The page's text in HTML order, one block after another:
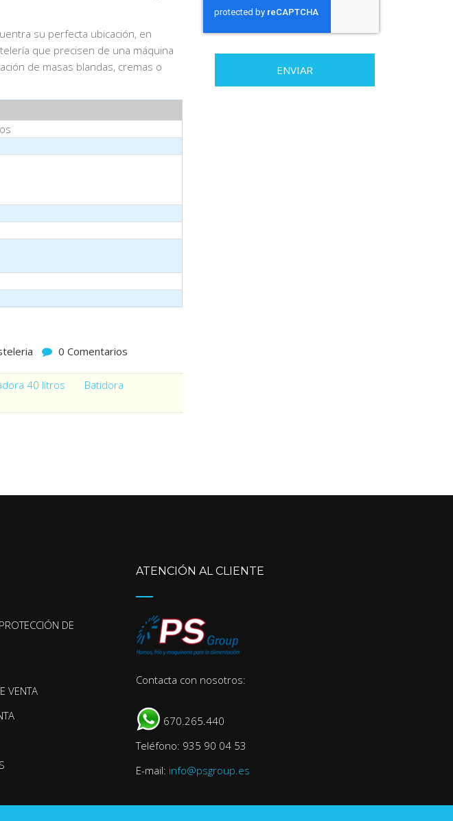
su perfecta ubicación, en
que precisen de una máquina
de masas blandas, cremas o
0 Comentarios
40 litros
Batidora
ENVIAR
DE
VENTA
ATENCIÓN AL CLIENTE
Contacta con nosotros:
670.265.440
Teléfono: 935 90 04 53
E-mail: info@psgroup.es